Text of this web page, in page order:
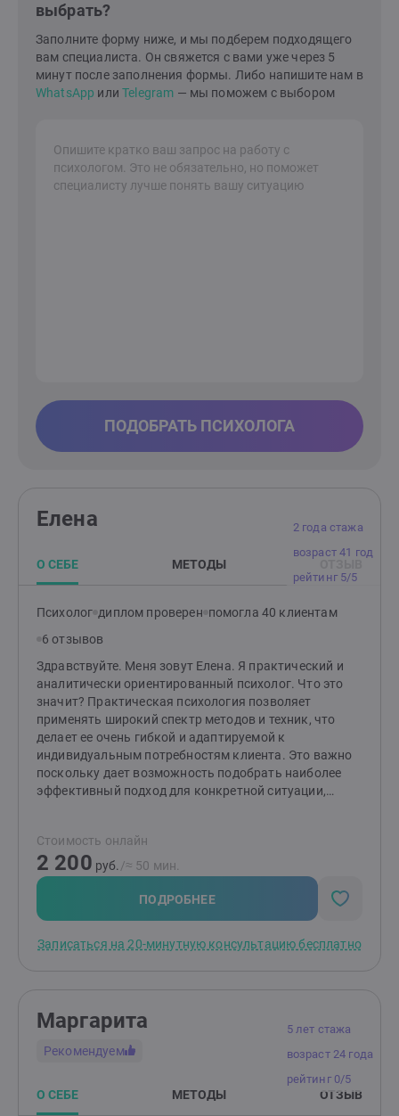
выбрать?
Заполните форму ниже, и мы подберем подходящего
вам специалиста. Он свяжется с вами уже через 5
минут после заполнения формы. Либо напишите нам в
WhatsApp илиTelegram — мы поможем с выбором
ПОДОБРАТЬ ПСИХОЛОГА
2 года стажа
возраст 41 год
рейтинг 5/5
Елена
О СЕБЕ МЕТОДЫ
Психолог диплом проверен помогла 40 клиентам
6 отзывов
Здравствуйте. Меня зовут Елена. Я практический и
аналитически ориентированный психолог. Что это
значит? Практическая психология позволяет
применять широкий спектр методов и техник, что
делает ее очень гибкой и адаптируемой к
индивидуальным потребностям клиента. Это важно
поскольку дает возможность подобрать наиболее
эффективный подход для конкретной ситуации,
взаимодействию, развитию самосознания и навыков
для решения жизненных задач, что в итоге повышает
качество жизни и эмоциональное благополучие. В
своей практике я использую следующий набор
методик. КПТ (когнитивно‑поведенческая терапия),
(терапия, сфокусированная на сострадании для
применяю юнгианский анализ (как аналитически
более мягкий, бережный, без домашних заданий.
Юнгианский анализ — глубинный разговорный
подход, который помогает понять внутренние
причины повторяющихся сценариев, тревоги, апатии,
Стоимость онлайн
2 200 руб. /≈ 50 мин.
ПОДРОБНЕЕ
Записаться на 20-минутную консультацию бесплатно
5 лет стажа
возраст 24 года
рейтинг 0/5
Маргарита
Рекомендуем
О СЕБЕ МЕТОДЫ ОТЗЫВ